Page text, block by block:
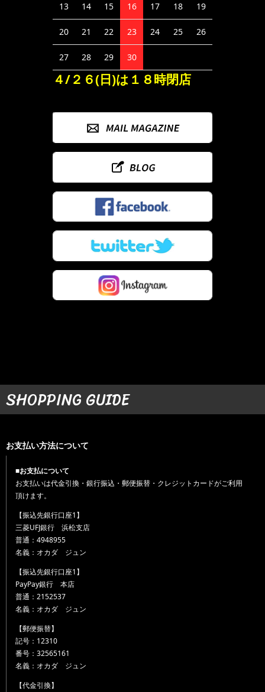
13 14 15 16 17 18 19
20 21 22 23 24 25 26
27 28 29 30
４/２６(日)は１８時閉店
SHOPPING GUIDE
お支払い方法について
■お支払について
お支払いは代金引換・銀行振込・郵便振替・クレジットカードがご利用
頂けます。
【振込先銀行口座1】
三菱UFJ銀行 浜松支店
普通：4948955
名義：オカダ ジュン
【振込先銀行口座1】
PayPay銀行 本店
普通：2152537
名義：オカダ ジュン
【郵便振替】
記号：12310
番号：32565161
名義：オカダ ジュン
【代金引換】